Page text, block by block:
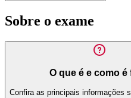
Sobre o exame
O que é e como é
Confira as principais informações